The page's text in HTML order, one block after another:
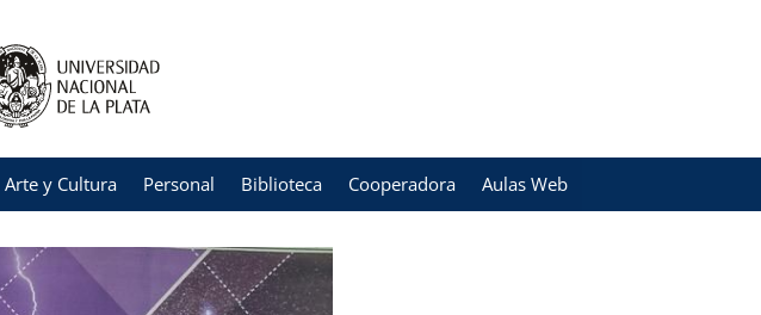
Arte y Cultura Personal Biblioteca Cooperadora Aulas Web